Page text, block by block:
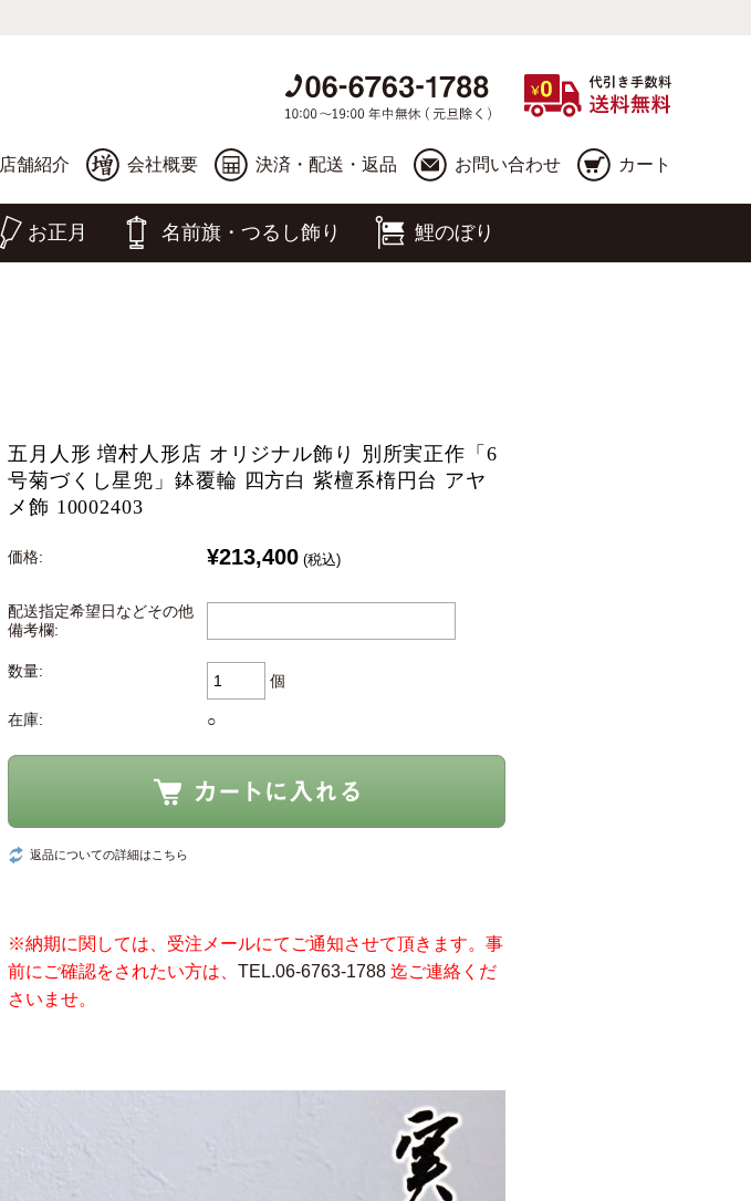
店舗紹介 会社概要 決済・配送・返品 お問い合わせ カート
お正月 名前旗・つるし飾り 鯉のぼり
五月人形 増村人形店 オリジナル飾り 別所実正作「6
号菊づくし星兜」鉢覆輪 四方白 紫檀系楕円台 アヤ
メ飾 10002403
価格: ¥213,400 (税込)
配送指定希望日などその他
備考欄:
数量:
個
在庫: ○
返品についての詳細はこちら
※納期に関しては、受注メールにてご通知させて頂きます。事
前にご確認をされたい方は、 TEL.06-6763-1788 迄ご連絡くだ
さいませ。